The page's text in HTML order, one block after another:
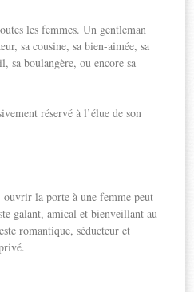
les femmes. Un gentleman
sa cousine, sa bien-aimée, sa
sa boulangère, ou encore sa
réservé à l’élue de son
la porte à une femme peut
galant, amical et bienveillant au
romantique, séducteur et